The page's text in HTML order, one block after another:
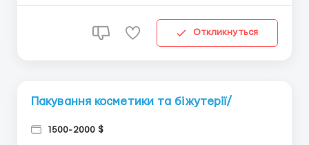
смены +20% почасовой ставки + возможность
Откликнуться
Пакування косметики та біжутерії/
1500-2000 $